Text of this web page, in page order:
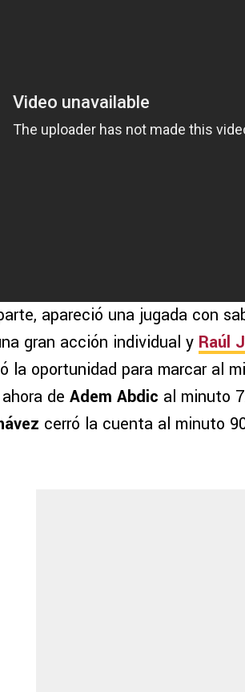
apareció una jugada con
gran acción individual y Raúl
la oportunidad para marcar al
de Adem Abdic al minuto
cerró la cuenta al minuto